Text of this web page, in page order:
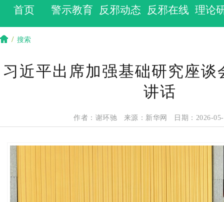
首页 警示教育 反邪动态 反邪在线 理论
/ 搜索
习近平出席加强基础研究座谈
讲话
作者：谢环驰 来源：新华网 日期：2026-